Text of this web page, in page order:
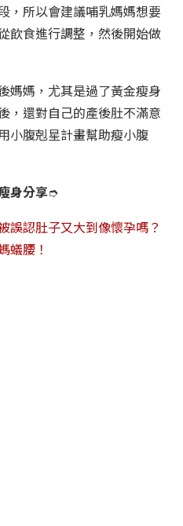
，所以會建議哺乳媽媽想要
飲食進行調整，然後開始做
媽媽，尤其是過了黃金瘦身
，還對自己的產後肚不滿意
小腹剋星計畫幫助瘦小腹
身分享➮
誤認肚子又大到像懷孕嗎？
蟻腰！